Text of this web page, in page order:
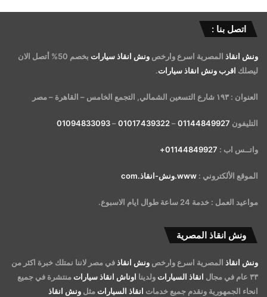
اتصل بنا :
ونش انقاذ المصرية اسرع وارخص ونش انقاذ سيارات
بخصم 50% أتصل الان
ليصلك اقرب ونش انقاذ سيارات.
العنوان : ١٩٣ شارع التسعين الشمالي, التجمع الخامس – القاهرة – مصر
التليفون 01144849927
–
01017439322
–
01094833093
واتــس اب : 01144849927+
الموقع الألكتروني : www.ونش-انقاذ.com
مواعيد العمل : خدمة 24 ساعة طوال ايام الاسبوع.
ونش انقاذ المصرية
ونش انقاذ المصرية اسرع وارخص ونش انقاذفي مصر لاننا نمتلك خبرة اكثر من
٣٣ عام في مجال
انقاذ السيارات ولدينا اوناش انقاذ سيارات منتشرة في جميع
انحاء الجمهورية ونقدم جميع خدمات انقاذ السيارات مثل ونش انقاذ